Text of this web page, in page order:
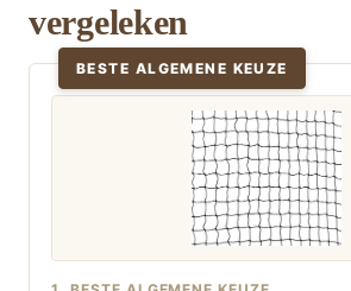
vergeleken
BESTE ALGEMENE KEUZE